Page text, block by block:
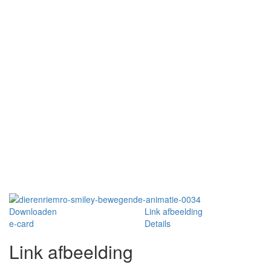
Downloaden
Link afbeelding
e-card
Details
Link afbeelding